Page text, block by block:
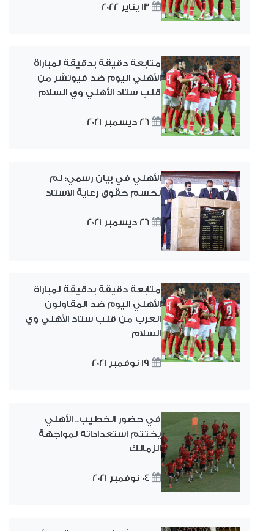
13 يناير 2022
متابعة دقيقة بدقيقة لمباراة
الأهلي اليوم ضد فيوتشر من
قلب ستاد الأهلي وي السلام
26 ديسمبر 2021
الأهلي في بيان رسمي: لم
نحسم حقوق رعاية الاستاد
26 ديسمبر 2021
متابعة دقيقة بدقيقة لمباراة
الأهلي اليوم ضد المقاولون
العرب من قلب ستاد الأهلي وي
السلام
19 نوفمبر 2021
في حضور الخطيب.. الأهلي
يختتم استعداداته لمواجهة
الزمالك
04 نوفمبر 2021